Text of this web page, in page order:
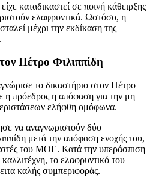
καταδικαστεί σε ποινή κάθειρξης
ελαφρυντικά. Ωστόσο, η
μέχρι την εκδίκαση της
Πέτρο Φιλιππίδη
το δικαστήριο στον Πέτρο
η πρόεδρος η απόφαση για την μη
ελήφθη ομόφωνα.
να αναγνωριστούν δύο
μετά την απόφαση ενοχής του,
του ΜΟΕ. Κατά την υπεράσπιση
το ελαφρυντικό του
καλής συμπεριφοράς.